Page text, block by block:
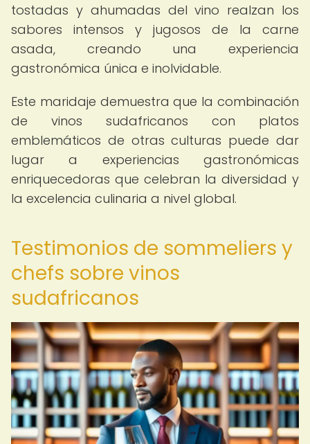
tostadas y ahumadas del vino realzan los
sabores intensos y jugosos de la carne
asada, creando una experiencia
gastronómica única e inolvidable.
Este maridaje demuestra que la combinación
de vinos sudafricanos con platos
emblemáticos de otras culturas puede dar
lugar a experiencias gastronómicas
enriquecedoras que celebran la diversidad y
la excelencia culinaria a nivel global.
Testimonios de sommeliers y
chefs sobre vinos
sudafricanos